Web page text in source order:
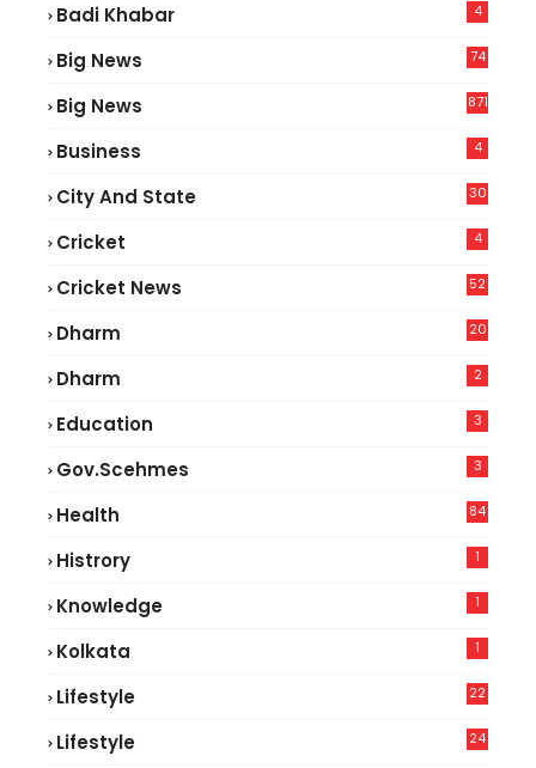
Badi Khabar 4
Big News
74
Big News 871
Business 4
City And State 30
Cricket 4
Cricket News
52
Dharm 20
Dharm 2
Education 3
Gov.scehmes 3
Health
84
Histrory 1
Knowledge 1
Kolkata 1
Lifestyle
22
Lifestyle
24